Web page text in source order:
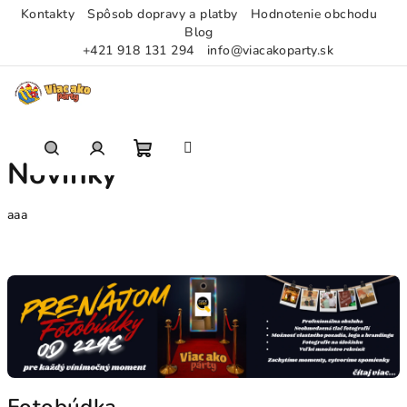
Kontakty Spôsob dopravy a platby
Hodnotenie obchodu
Blog
+421 918 131 294
info@viacakoparty.sk
obsah
HľadaťPrihlásenie
Novinky
aaa
ý
č